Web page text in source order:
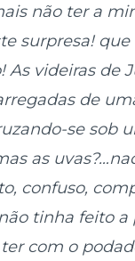
não ter a
surpresa! que
As videiras de
de
se sob
as
confuso,
tinha feito a
com o